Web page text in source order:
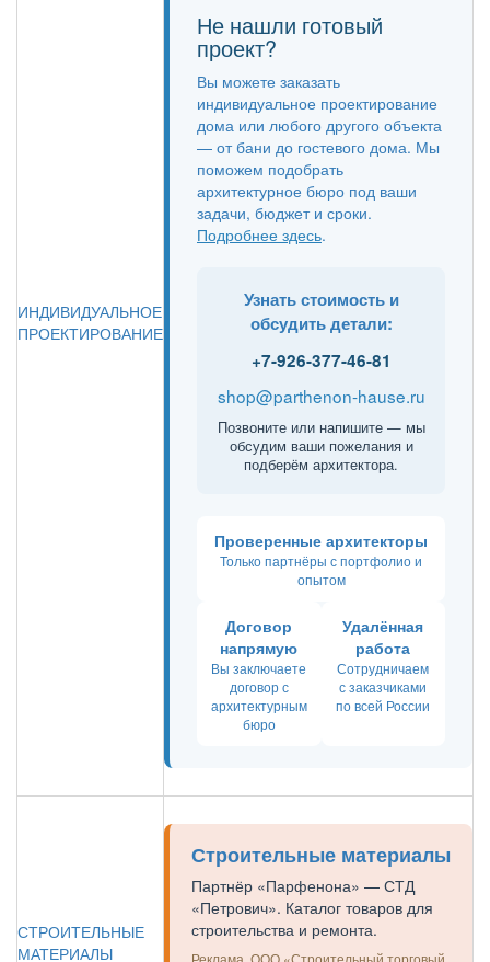
ИНДИВИДУАЛЬНОЕ
ПРОЕКТИРОВАНИЕ
Не нашли готовый
проект?
Вы можете заказать
индивидуальное проектирование
дома или любого другого объекта
— от бани до гостевого дома. Мы
поможем подобрать
архитектурное бюро под ваши
задачи, бюджет и сроки.
Подробнее здесь.
Узнать стоимость и
обсудить детали:
+7-926-377-46-81
shop@parthenon-hause.ru
Позвоните или напишите — мы
обсудим ваши пожелания и
подберём архитектора.
Проверенные архитекторы
Только партнёры с портфолио и
опытом
Договор
напрямую
Вы заключаете
договор с
архитектурным
бюро
Удалённая
работа
Сотрудничаем
с заказчиками
по всей России
СТРОИТЕЛЬНЫЕ
МАТЕРИАЛЫ
Строительные материалы
Партнёр «Парфенона» — СТД
«Петрович». Каталог товаров для
строительства и ремонта.
Реклама. ООО «Строительный торговый